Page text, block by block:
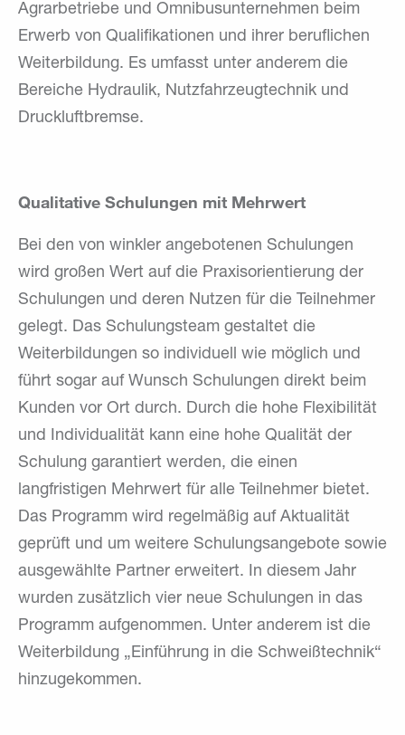
Agrarbetriebe und Omnibusunternehmen beim
Erwerb von Qualifikationen und ihrer beruflichen
Weiterbildung. Es umfasst unter anderem die
Bereiche Hydraulik, Nutzfahrzeugtechnik und
Druckluftbremse.
Qualitative Schulungen mit Mehrwert
Bei den von winkler angebotenen Schulungen
wird großen Wert auf die Praxisorientierung der
Schulungen und deren Nutzen für die Teilnehmer
gelegt. Das Schulungsteam gestaltet die
Weiterbildungen so individuell wie möglich und
führt sogar auf Wunsch Schulungen direkt beim
Kunden vor Ort durch. Durch die hohe Flexibilität
und Individualität kann eine hohe Qualität der
Schulung garantiert werden, die einen
langfristigen Mehrwert für alle Teilnehmer bietet.
Das Programm wird regelmäßig auf Aktualität
geprüft und um weitere Schulungsangebote sowie
ausgewählte Partner erweitert. In diesem Jahr
wurden zusätzlich vier neue Schulungen in das
Programm aufgenommen. Unter anderem ist die
Weiterbildung „Einführung in die Schweißtechnik“
hinzugekommen.